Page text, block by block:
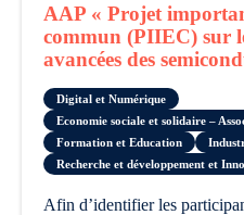
AAP « Projet
commun (PIIEC) sur
avancées des
Digital et Numérique
Economie sociale et solidaire –
Formation et Education
Recherche et développement et
afin d’identifier les participants directs et les partenaires